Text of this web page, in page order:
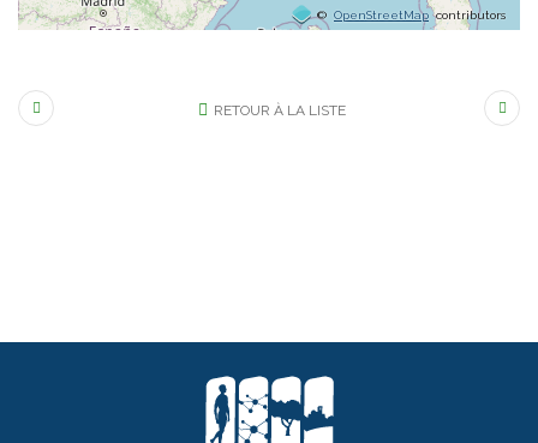
© OpenStreetMap contributors
RETOUR À LA LISTE